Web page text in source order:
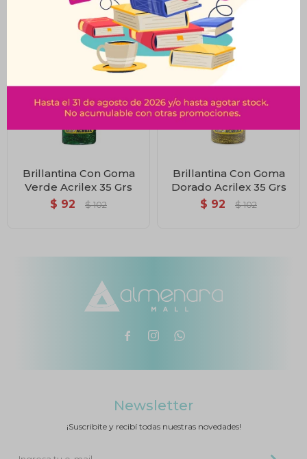
Brillantina Con Goma
Verde Acrilex 35 Grs
$ 92 $ 102
Brillantina Con Goma
Dorado Acrilex 35 Grs
$ 92 $ 102
  
Newsletter
¡Suscribite y recibí todas nuestras novedades!